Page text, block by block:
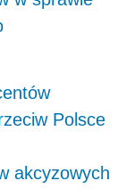
Polsce
akcyzowych